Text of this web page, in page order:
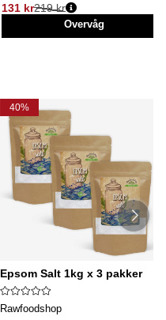
131 kr
Normalpris:
219 kr
Overvåg
40%
Epsom Salt 1kg x 3 pakker
Rawfoodshop